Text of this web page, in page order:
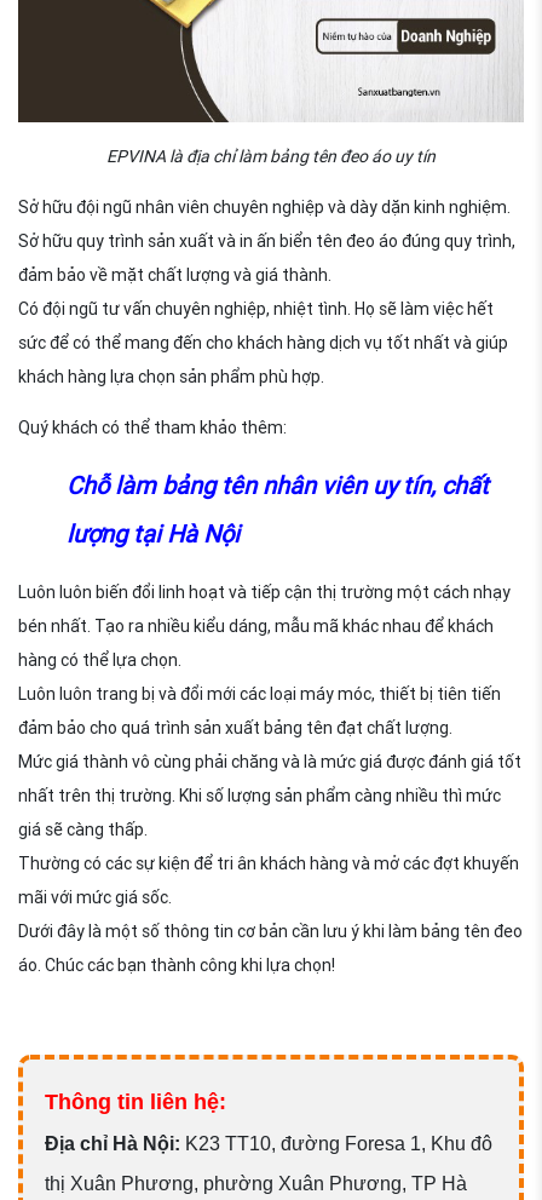
EPVINA là địa chỉ làm bảng tên đeo áo uy tín
Sở hữu đội ngũ nhân viên chuyên nghiệp và dày dặn kinh nghiệm.
Sở hữu quy trình sản xuất và in ấn biển tên đeo áo đúng quy trình,
đảm bảo về mặt chất lượng và giá thành.
Có đội ngũ tư vấn chuyên nghiệp, nhiệt tình. Họ sẽ làm việc hết
sức để có thể mang đến cho khách hàng dịch vụ tốt nhất và giúp
khách hàng lựa chọn sản phẩm phù hợp.
Quý khách có thể tham khảo thêm:
Chỗ làm bảng tên nhân viên uy tín, chất
lượng tại Hà Nội
Luôn luôn biến đổi linh hoạt và tiếp cận thị trường một cách nhạy
bén nhất. Tạo ra nhiều kiểu dáng, mẫu mã khác nhau để khách
hàng có thể lựa chọn.
Luôn luôn trang bị và đổi mới các loại máy móc, thiết bị tiên tiến
đảm bảo cho quá trình sản xuất bảng tên đạt chất lượng.
Mức giá thành vô cùng phải chăng và là mức giá được đánh giá tốt
nhất trên thị trường. Khi số lượng sản phẩm càng nhiều thì mức
giá sẽ càng thấp.
Thường có các sự kiện để tri ân khách hàng và mở các đợt khuyến
mãi với mức giá sốc.
Dưới đây là một số thông tin cơ bản cần lưu ý khi làm bảng tên đeo
áo. Chúc các bạn thành công khi lựa chọn!
Thông tin liên hệ:
Địa chỉ Hà Nội: K23 TT10, đường Foresa 1, Khu đô
thị Xuân Phương, phường Xuân Phương, TP Hà